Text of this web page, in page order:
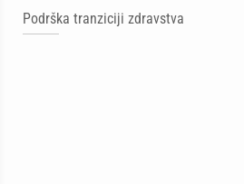
Podrška tranziciji zdravstva